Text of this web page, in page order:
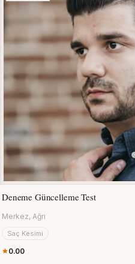
Deneme Güncelleme Test
Merkez, Ağrı
Saç Kesimi
0.00